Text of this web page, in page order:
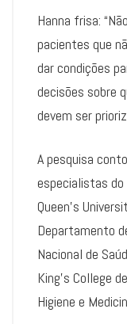
Hanna frisa:
pacientes que
dar condições
decisões sobre
devem ser
A pesquisa
especialistas
Queen’s
Departamento
Nacional de
King’s College
Higiene e